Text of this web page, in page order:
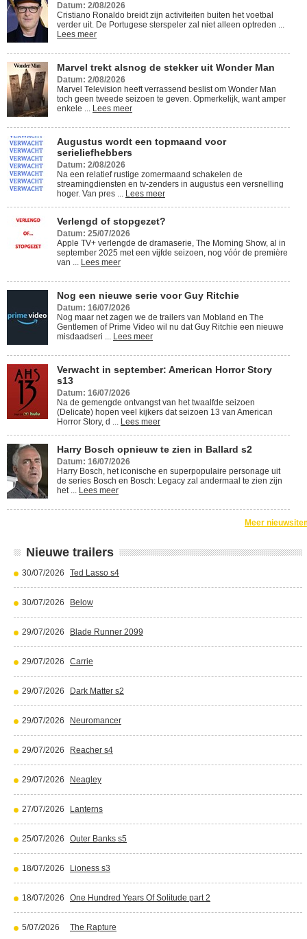
Datum: 2/08/2026
Cristiano Ronaldo breidt zijn activiteiten buiten het voetbal
verder uit. De Portugese sterspeler zal niet alleen optreden ...
Lees meer
Marvel trekt alsnog de stekker uit Wonder Man
Datum: 2/08/2026
Marvel Television heeft verrassend beslist om Wonder Man
toch geen tweede seizoen te geven. Opmerkelijk, want amper
enkele ... Lees meer
Augustus wordt een topmaand voor
serieliefhebbers
Datum: 2/08/2026
Na een relatief rustige zomermaand schakelen de
streamingdiensten en tv-zenders in augustus een versnelling
hoger. Van pres ... Lees meer
Verlengd of stopgezet?
Datum: 25/07/2026
Apple TV+ verlengde de dramaserie, The Morning Show, al in
september 2025 met een vijfde seizoen, nog vóór de première
van ... Lees meer
Nog een nieuwe serie voor Guy Ritchie
Datum: 16/07/2026
Nog maar net zagen we de trailers van Mobland en The
Gentlemen of Prime Video wil nu dat Guy Ritchie een nieuwe
misdaadseri ... Lees meer
Verwacht in september: American Horror Story
s13
Datum: 16/07/2026
Na de gemengde ontvangst van het twaalfde seizoen
(Delicate) hopen veel kijkers dat seizoen 13 van American
Horror Story, d ... Lees meer
Harry Bosch opnieuw te zien in Ballard s2
Datum: 16/07/2026
Harry Bosch, het iconische en superpopulaire personage uit
de series Bosch en Bosch: Legacy zal andermaal te zien zijn
het ... Lees meer
Meer
Nieuwe trailers
30/07/2026 Ted Lasso s4
30/07/2026 Below
29/07/2026 Blade Runner 2099
29/07/2026 Carrie
29/07/2026 Dark Matter s2
29/07/2026 Neuromancer
29/07/2026 Reacher s4
29/07/2026 Neagley
27/07/2026 Lanterns
25/07/2026 Outer Banks s5
18/07/2026 Lioness s3
18/07/2026 One Hundred Years Of Solitude part 2
5/07/2026 The Rapture